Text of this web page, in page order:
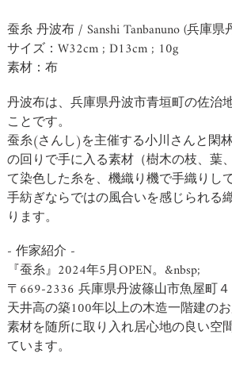
product
to
your
蚕糸丹波布/ SanshiTanbanuno (兵庫県
サイズ： W32cm ; D13cm; 10g
素材： 布
丹波布は、兵庫県丹波市青垣町の佐治
ことです。
蚕糸(さんし)を主催する小川さんと閑
の回りで手に入る素材（樹木の枝、葉
て染色した糸を、機織り機で手織りし
手紡ぎならではの風合いを感じられる
ります。
- 作家紹介 -
『蚕糸』2024年5月OPEN。&nbsp;
〒669-2336 兵庫県丹波篠山市魚屋町４
天井高の築100年以上の木造一階建の
素材を随所に取り入れ居心地の良い空
ています。